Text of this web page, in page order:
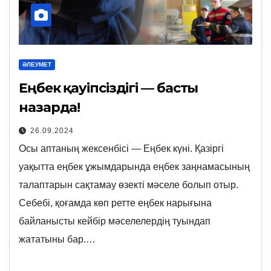
ӘЛЕУМЕТ
Еңбек қауіпсіздігі — басты
назарда!
26.09.2024
Осы аптаның жексенбісі — Еңбек күні. Қазіргі
уақытта еңбек ұжымдарында еңбек заңнамасының
талаптарын сақтамау өзекті мәселе болып отыр.
Себебі, қоғамда көп ретте еңбек нарығына
байланысты кейбір мәселелердің туындап
жататыны бар.…